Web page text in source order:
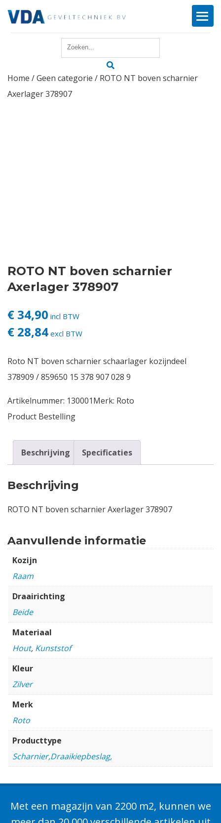
Reparatie
Login
Home /Geen categorie / ROTO NT boven scharnier
Axerlager 378907
ROTO NT boven scharnier
Axerlager 378907
€ 34,90 incl BTW
€ 28,84 excl BTW
Roto NT boven scharnier schaarlager kozijndeel
378909 / 859650 15 378 907 028 9
Artikelnummer: 130001Merk: Roto
Product Bestelling
Beschrijving Specificaties
Beschrijving
ROTO NT boven scharnier Axerlager 378907
Aanvullende informatie
Kozijn
Raam
Draairichting
Beide
Materiaal
Hout, Kunststof
Kleur
Zilver
Merk
Roto
Producttype
Scharnier,Draaikiepbeslag,
Met een magazijn van 2200 m2, kunnen we